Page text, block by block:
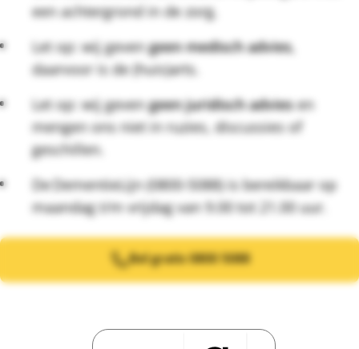
een achtergrond in de zorg.
Let op: wij gevengeen medisch advies,
daarvoor is de (huis)arts.
Let op: wij gevengeen juridisch adviesen
mengen ons niet in ruzies, discussies of
geschillen.
De DementieLijn (0800-5088) is bereikbaar op
maandag t/m vrijdag van 9.00 tot 21.00 uur.
Bel gratis 0800 5088